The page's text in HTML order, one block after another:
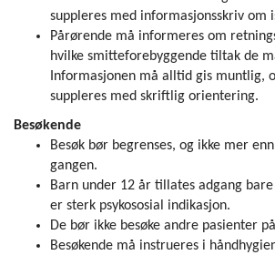
suppleres med informasjonsskriv om
Pårørende må informeres om
hvilke smitteforebyggende tiltak de
Informasjonen må alltid gis muntlig,
suppleres med skriftlig orientering.
Besøkende
Besøk bør begrenses, og ikke mer
gangen.
Barn under 12 år tillates adgang
er sterk psykososial indikasjon.
De bør ikke besøke andre pasienter
Besøkende må instrueres i